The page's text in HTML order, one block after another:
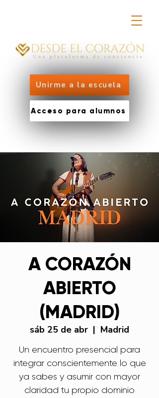
Unirme a la escuela
Acceso para alumnos
A CORAZÓN
ABIERTO
(MADRID)
sáb 25 de abr
  |
Madrid
Un encuentro presencial para
integrar conscientemente lo que
ya sabes y asumir con mayor
claridad tu propio dominio